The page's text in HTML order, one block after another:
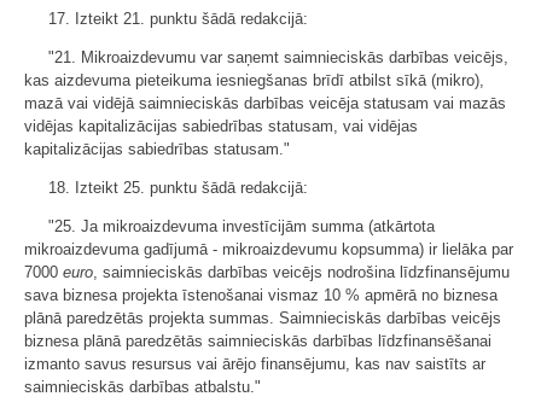
17. Izteikt 21. punktu šādā redakcijā:
"21. Mikroaizdevumu var saņemt saimnieciskās darbības veicējs,
kas aizdevuma pieteikuma iesniegšanas brīdī atbilst sīkā (mikro),
mazā vai vidējā saimnieciskās darbības veicēja statusam vai mazās
vidējas kapitalizācijas sabiedrības statusam, vai vidējas
kapitalizācijas sabiedrības statusam."
18. Izteikt 25. punktu šādā redakcijā:
"25. Ja mikroaizdevuma investīcijām summa (atkārtota
mikroaizdevuma gadījumā - mikroaizdevumu kopsumma) ir lielāka par
7000 euro, saimnieciskās darbības veicējs nodrošina līdzfinansējumu
sava biznesa projekta īstenošanai vismaz 10 % apmērā no biznesa
plānā paredzētās projekta summas. Saimnieciskās darbības veicējs
biznesa plānā paredzētās saimnieciskās darbības līdzfinansēšanai
izmanto savus resursus vai ārējo finansējumu, kas nav saistīts ar
saimnieciskās darbības atbalstu."